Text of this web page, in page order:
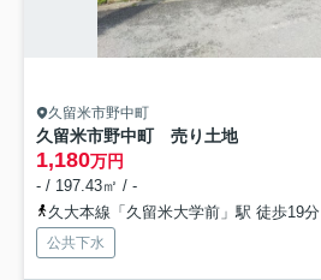
久留米市野中町
久留米市野中町 売り土地
1,180万円
- / 197.43㎡ / -
久大本線「久留米大学前」駅 徒歩19分
公共下水